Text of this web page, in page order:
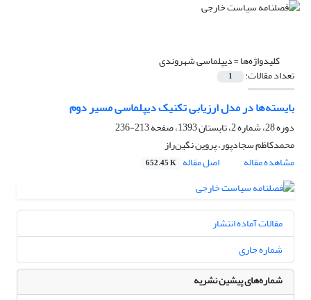
کلیدواژه‌ها =دیپلماسی شهروندی
تعداد مقالات: 1
بایسته‌ها در مدل ارزیابی تکنیک دیپلماسی مسیر دوم
دوره 28، شماره 2، تابستان 1393، صفحه
213-236
محمدکاظم سجادپور، پروین نگین‌راز
مشاهده مقاله
اصل مقاله 652.45 K
مقالات آماده انتشار
شماره جاری
شماره‌های پیشین نشریه